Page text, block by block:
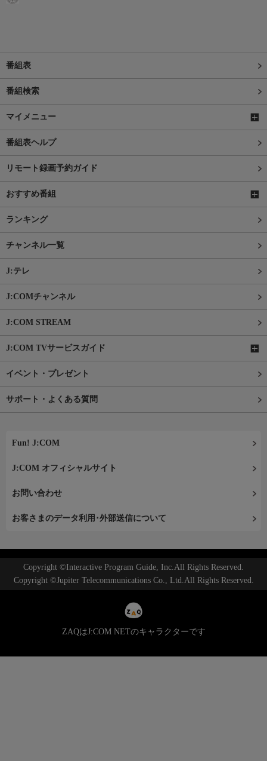
番組表
番組検索
マイメニュー
番組表ヘルプ
リモート録画予約ガイド
おすすめ番組
ランキング
チャンネル一覧
J:テレ
J:COMチャンネル
J:COM STREAM
J:COM TVサービスガイド
イベント・プレゼント
サポート・よくある質問
Fun! J:COM
J:COM オフィシャルサイト
お問い合わせ
お客さまのデータ利用･外部送信について
Copyright ©Interactive Program Guide, Inc.All Rights Reserved.
Copyright ©Jupiter Telecommunications Co., Ltd.All Rights Reserved.
ZAQはJ:COM NETのキャラクターです